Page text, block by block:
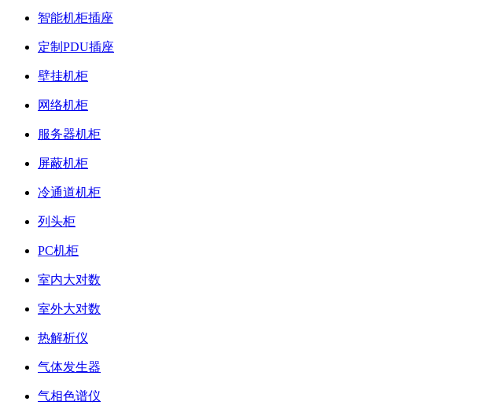
智能机柜插座
定制PDU插座
壁挂机柜
网络机柜
服务器机柜
屏蔽机柜
冷通道机柜
列头柜
PC机柜
室内大对数
室外大对数
热解析仪
气体发生器
气相色谱仪